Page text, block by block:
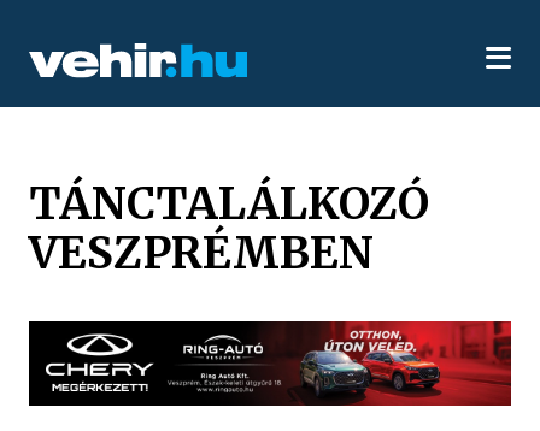
TÁNCTALÁLKOZÓ
VESZPRÉMBEN